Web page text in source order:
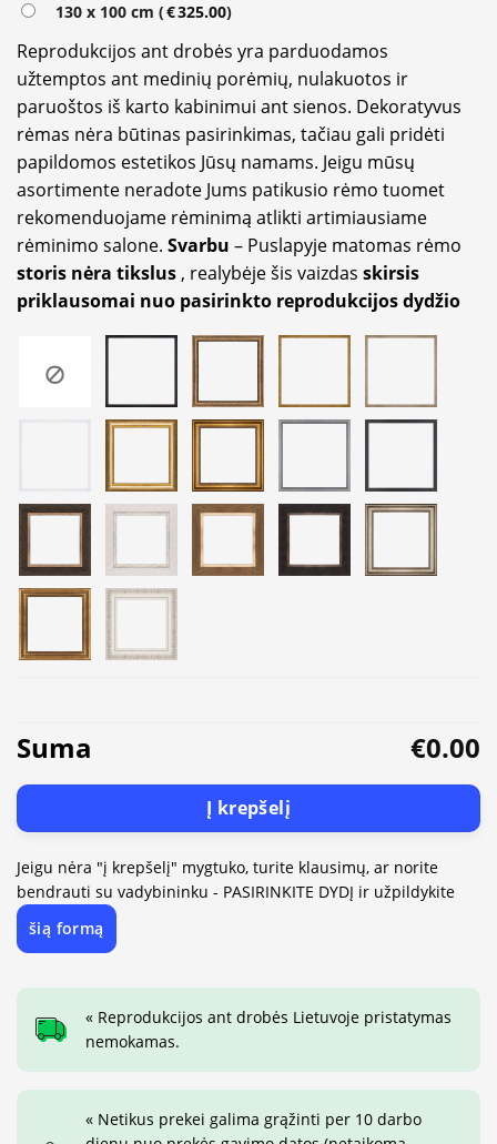
130 x 100 cm (€325.00)
Reprodukcijos ant drobės yra parduodamos
užtemptos ant medinių porėmių, nulakuotos ir
paruoštos iš karto kabinimui ant sienos. Dekoratyvus
rėmas nėra būtinas pasirinkimas, tačiau gali pridėti
papildomos estetikos Jūsų namams. Jeigu mūsų
asortimente neradote Jums patikusio rėmo tuomet
rekomenduojame rėminimą atlikti artimiausiame
rėminimo salone. Svarbu – Puslapyje matomas rėmo
storis nėra tikslus , realybėje šis vaizdas skirsis
priklausomai nuo pasirinkto reprodukcijos dydžio
Suma €0.00
Į krepšelį
Jeigu nėra "į krepšelį" mygtuko, turite klausimų, ar norite
bendrauti su vadybininku - PASIRINKITE DYDĮ ir užpildykite
šią formą
« Reprodukcijos ant drobės Lietuvoje pristatymas
nemokamas.
« Netikus prekei galima grąžinti per 10 darbo